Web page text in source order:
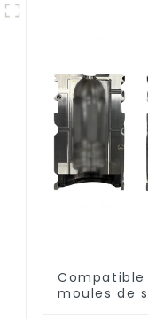
Compatible
moules de